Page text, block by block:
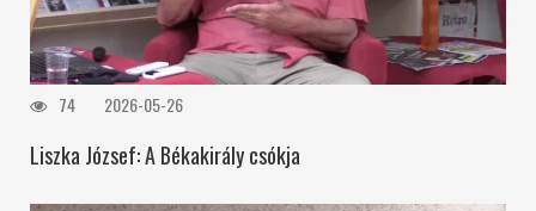
74 2026-05-26
Liszka József: A Békakirály csókja